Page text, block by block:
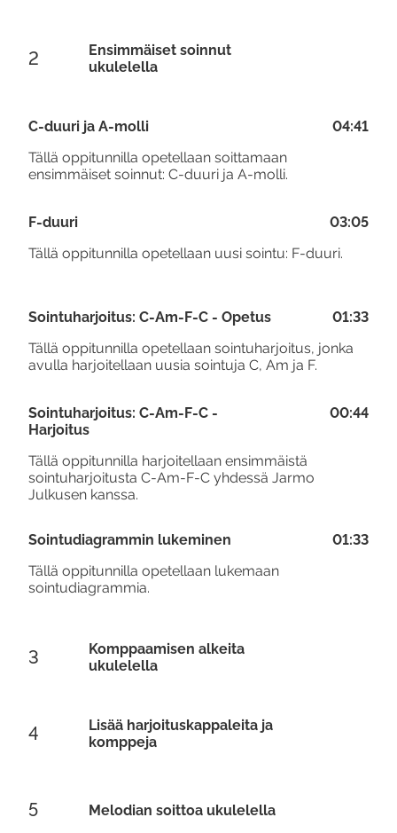
Ensimmäiset soinnut
ukulelella
2
C-duuri ja A-molli
Tällä oppitunnilla opetellaan soittamaan
ensimmäiset soinnut: C-duuri ja A-molli.
04:41
F-duuri
Tällä oppitunnilla opetellaan uusi sointu: F-duuri.
03:05
Sointuharjoitus: C-Am-F-C - Opetus
Tällä oppitunnilla opetellaan sointuharjoitus, jonka
avulla harjoitellaan uusia sointuja C, Am ja F.
01:33
Sointuharjoitus: C-Am-F-C -
Harjoitus
Tällä oppitunnilla harjoitellaan ensimmäistä
sointuharjoitusta C-Am-F-C yhdessä Jarmo
Julkusen kanssa.
00:44
Sointudiagrammin lukeminen
Tällä oppitunnilla opetellaan lukemaan
sointudiagrammia.
01:33
Komppaamisen alkeita
ukulelella
3
Lisää harjoituskappaleita ja
komppeja
4
Melodian soittoa ukulelella
5